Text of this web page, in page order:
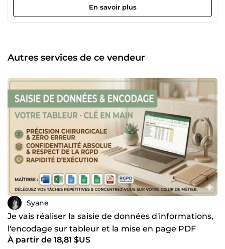
nature profondément empathique, posée et organisée. J'ai
choisi de devenir freelance pour mettre mes qualités
l'impossible ni la perfection robotique, car je suis 100%
humaine ! En revanche, je vous garantis : Une grande
en temps et en heure. De l'empathie et du bon sens : Je
traite vos clients et vos dossiers avec la même attention
que si c'était mon propre projet. De la transparence : Une
communication fluide et honnête, sans mauvaise surprise.
Que vous ayez besoin d'une aide ponctuelle ou d'un
accompagnement régulier, je m'adapte à vos outils et à
vos méthodes. Parcourez mes services ci-dessous (Service
client, Saisie de données, Assistance administrative) et
n'hésitez pas à m'envoyer un petit message si vous avez la
moindre question. Je vous répondrai avec plaisir ! À très
vite, Nesrine
En savoir plus
Autres services de ce vendeur
Syane
Je vais réaliser la saisie de données d'informations,
l'encodage sur tableur et la mise en page PDF
À partir de 18,81 $US